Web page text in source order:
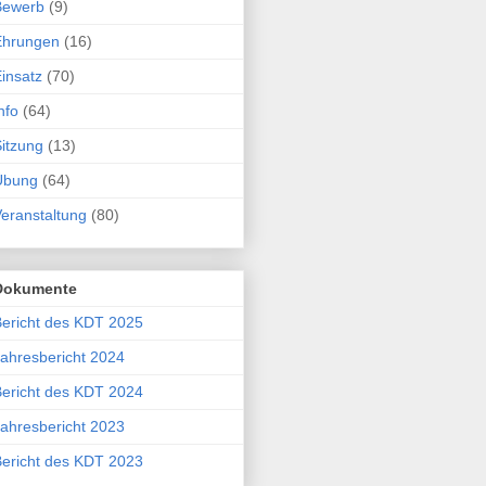
(9)
(16)
(70)
(64)
(13)
(64)
(80)
des KDT 2025
2024
des KDT 2024
2023
des KDT 2023